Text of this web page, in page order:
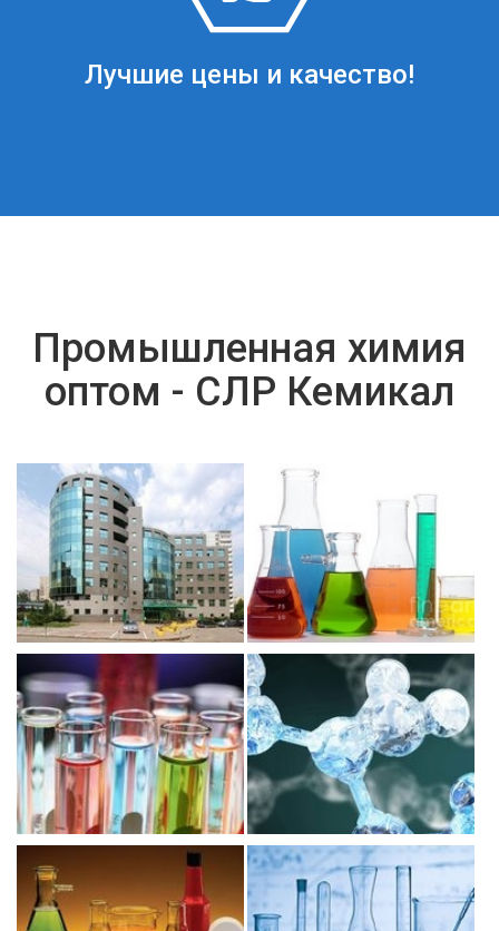
Лучшие цены и качество!
Промышленная химия
оптом - СЛР Кемикал